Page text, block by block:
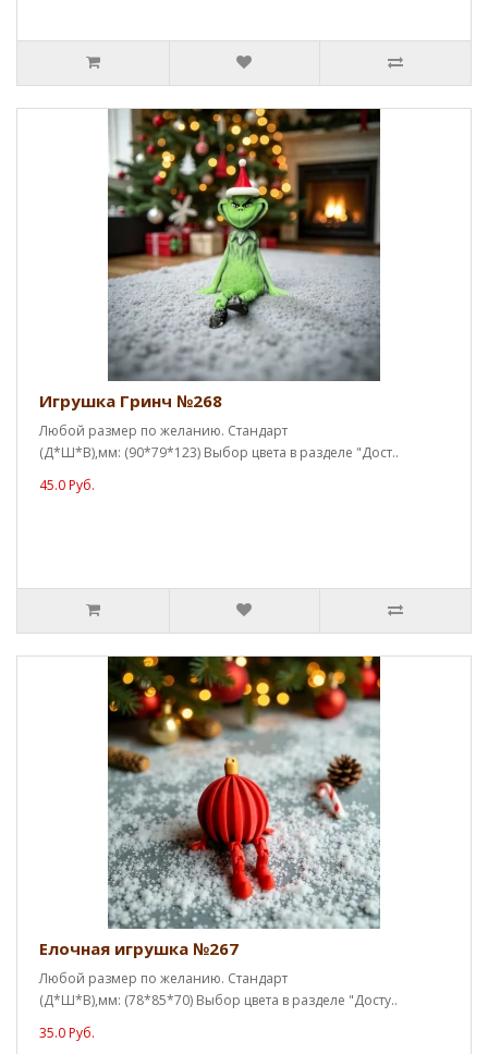
Игрушка Гринч №268
Любой размер по желанию. Стандарт
(Д*Ш*В),мм: (90*79*123) Выбор цвета в разделе "Дост..
45.0 Руб.
Елочная игрушка №267
Любой размер по желанию. Стандарт
(Д*Ш*В),мм: (78*85*70) Выбор цвета в разделе "Досту..
35.0 Руб.